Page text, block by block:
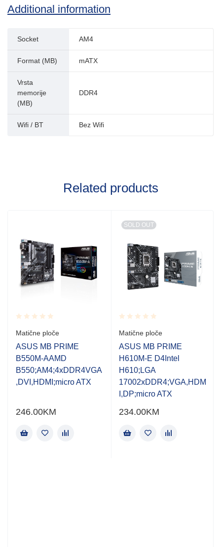
Additional information
Socket AM4
Format (MB) mATX
Vrsta
memorije
(MB)
DDR4
Wifi / BT Bez Wifi
Related products
Rated
0.001
out
of
5
Matične ploče
ASUS MB PRIME
B550M-AAMD
B550;AM4;4xDDR4VGA
,DVI,HDMI;micro ATX
246.00KM
SOLD OUT
Rated
0.001
out
of
5
Matične ploče
ASUS MB PRIME
H610M-E D4Intel
H610;LGA
17002xDDR4;VGA,HDM
I,DP;micro ATX
234.00KM